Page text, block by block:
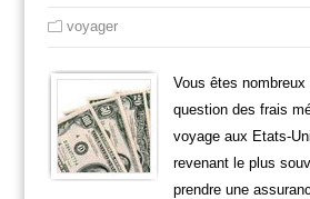
voyager
Vous êtes
question des frais
voyage aux Etats-
revenant le plus
prendre une